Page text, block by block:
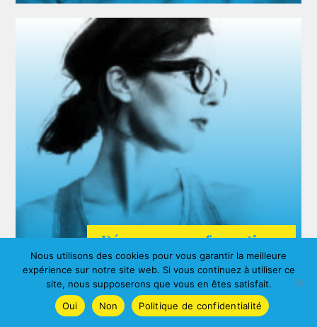
ARDA
Agnes ALBERNY
Découvrez nos formations
Nous utilisons des cookies pour vous garantir la meilleure
expérience sur notre site web. Si vous continuez à utiliser ce
site, nous supposerons que vous en êtes satisfait.
Oui
Non Politique de confidentialité